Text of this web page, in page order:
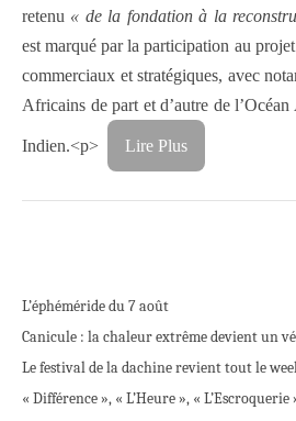
retenu « de la fondation à la
est marqué par la participation au
commerciaux et stratégiques, avec
Africains de part et d’autre de
Indien.<p> Lire Plus
L’éphéméride du 7 août
Canicule : la chaleur extrême devient un
Le festival de la dachine revient tout le
« Différence », « L’Heure », «